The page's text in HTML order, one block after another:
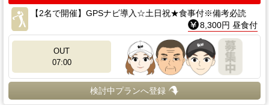
【2名で開催】GPSナビ導入☆土日祝★食事付※備考必読
8,300円 昼食付
OUT
07:00
検討中プランへ登録